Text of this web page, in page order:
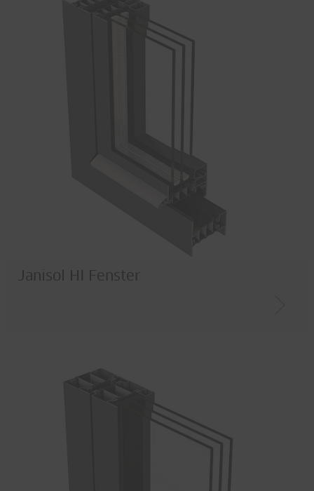
Janisol HI Fenster